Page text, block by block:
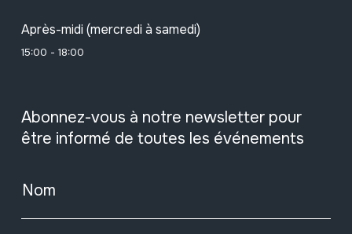
Après-midi (mercredi à samedi)
15:00 - 18:00
Abonnez-vous à notre newsletter pour
être informé de toutes les événements
Nom